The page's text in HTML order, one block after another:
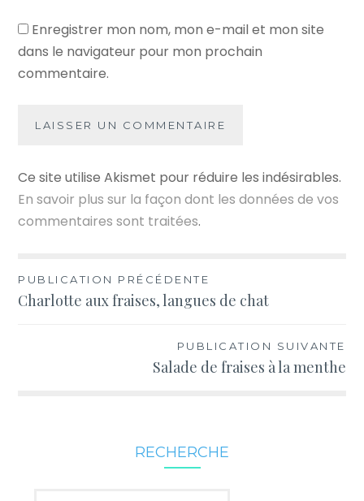
Enregistrer mon nom, mon e-mail et mon site
dans le navigateur pour mon prochain
commentaire.
Ce site utilise Akismet pour réduire les indésirables.
En savoir plus sur la façon dont les données de vos
commentaires sont traitées.
Navigation
de
PUBLICATION PRÉCÉDENTE
Charlotte aux fraises, langues de chat
PUBLICATION SUIVANTE
Salade de fraises à la menthe
RECHERCHE